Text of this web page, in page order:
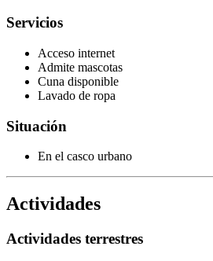
Servicios
Acceso internet
Admite mascotas
Cuna disponible
Lavado de ropa
Situación
En el casco urbano
Actividades
Actividades terrestres